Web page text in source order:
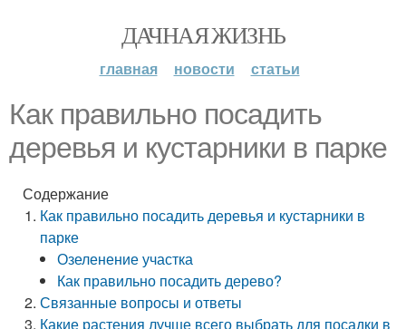
ДАЧНАЯ ЖИЗНЬ
главная новости статьи
Как правильно посадить
деревья и кустарники в парке
Содержание
Как правильно посадить деревья и кустарники в
парке
Озеленение участка
Как правильно посадить дерево?
Связанные вопросы и ответы
Какие растения лучше всего выбрать для посадки в